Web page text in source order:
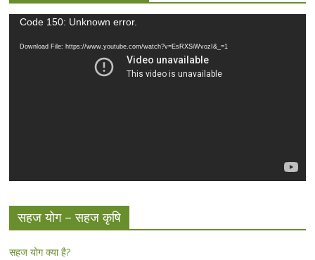
Video
Code 150: Unknown error.
Download File: https://www.youtube.com/watch?v=EsRXSiWvozI&_=1
सहज योग – सहज कृषि
सहज योग क्या है?